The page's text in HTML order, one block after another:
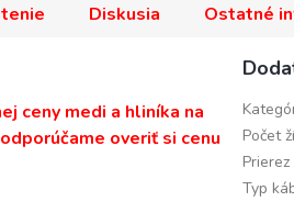
Diskusia Ostatné
ceny medi a hliníka na
overiť si cenu
Počet
Typ